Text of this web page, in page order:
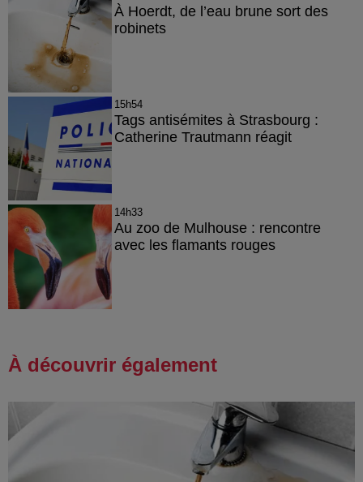
À Hoerdt, de l’eau brune sort des
robinets
15h54
Tags antisémites à Strasbourg :
Catherine Trautmann réagit
14h33
Au zoo de Mulhouse : rencontre
avec les flamants rouges
À découvrir également